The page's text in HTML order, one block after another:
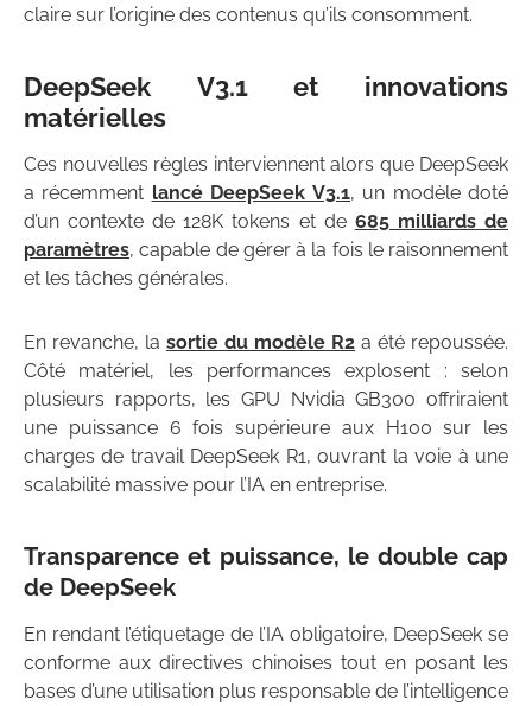
claire sur l’origine des contenus qu’ils consomment.
DeepSeek V3.1 et innovations
matérielles
Ces nouvelles règles interviennent alors que DeepSeek
a récemment lancé DeepSeek V3.1, un modèle doté
d’un contexte de 128K tokens et de 685 milliards de
paramètres, capable de gérer à la fois le raisonnement
et les tâches générales.
En revanche, la sortie du modèle R2 a été repoussée.
Côté matériel, les performances explosent : selon
plusieurs rapports, les GPU Nvidia GB300 offriraient
une puissance 6 fois supérieure aux H100 sur les
charges de travail DeepSeek R1, ouvrant la voie à une
scalabilité massive pour l’IA en entreprise.
Transparence et puissance, le double cap
de DeepSeek
En rendant l’étiquetage de l’IA obligatoire, DeepSeek se
conforme aux directives chinoises tout en posant les
bases d’une utilisation plus responsable de l’intelligence